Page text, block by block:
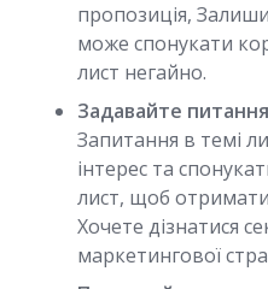
пропозиція,
може спонукати
лист негайно.
Задавайте
Запитання в темі
інтерес та
лист, щоб
Хочете дізнатися
маркетингової